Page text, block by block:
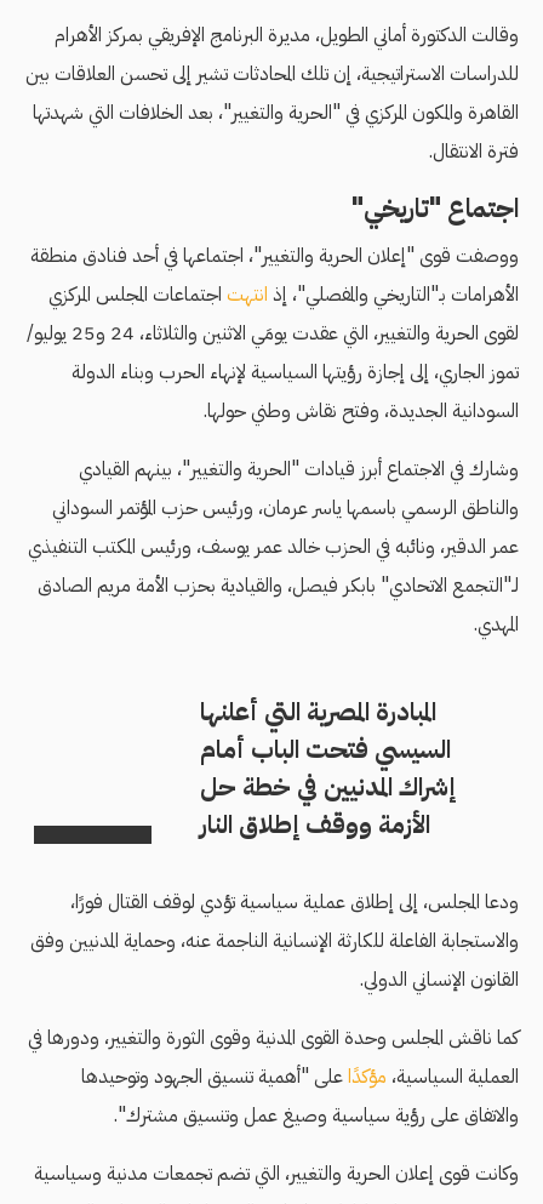
وقالت الدكتورة أماني الطويل، مديرة البرنامج الإفريقي بمركز الأهرام
للدراسات الاستراتيجية، إن تلك المحادثات تشير إلى تحسن العلاقات بين
القاهرة والمكون المركزي في "الحرية والتغيير"، بعد الخلافات التي شهدتها
فترة الانتقال.
اجتماع "تاريخي"
ووصفت قوى "إعلان الحرية والتغيير"، اجتماعها في أحد فنادق منطقة
الأهرامات بـ"التاريخي والمفصلي"، إذ انتهت اجتماعات المجلس المركزي
لقوى الحرية والتغيير، التي عقدت يومَي الاثنين والثلاثاء، 24 و25 يوليو/
تموز الجاري، إلى إجازة رؤيتها السياسية لإنهاء الحرب وبناء الدولة
السودانية الجديدة، وفتح نقاش وطني حولها.
وشارك في الاجتماع أبرز قيادات "الحرية والتغيير"، بينهم القيادي
والناطق الرسمي باسمها ياسر عرمان، ورئيس حزب المؤتمر السوداني
عمر الدقير، ونائبه في الحزب خالد عمر يوسف، ورئيس المكتب التنفيذي
لـ"التجمع الاتحادي" بابكر فيصل، والقيادية بحزب الأمة مريم الصادق
المهدي.
المبادرة المصرية التي أعلنها
السيسي فتحت الباب أمام
إشراك المدنيين في خطة حل
الأزمة ووقف إطلاق النار
ودعا المجلس، إلى إطلاق عملية سياسية تؤدي لوقف القتال فورًا،
والاستجابة الفاعلة للكارثة الإنسانية الناجمة عنه، وحماية المدنيين وفق
القانون الإنساني الدولي.
كما ناقش المجلس وحدة القوى المدنية وقوى الثورة والتغيير، ودورها في
العملية السياسية، مؤكدًاعلى "أهمية تنسيق الجهود وتوحيدها
والاتفاق على رؤية سياسية وصيغ عمل وتنسيق مشترك".
وكانت قوى إعلان الحرية والتغيير، التي تضم تجمعات مدنية وسياسية